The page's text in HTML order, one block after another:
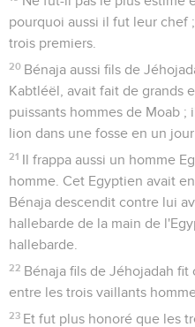
pourquoi aussi il fut leur chef
trois premiers.
20 Bénaja aussi fils de
Kabtléël, avait fait de grands
puissants hommes de Moab ;
lion dans une fosse en un
21 Il frappa aussi un homme
homme. Cet Egyptien avait
Bénaja descendit contre lui
hallebarde de la main de
hallebarde.
22 Bénaja fils de Jéhojadah
entre les trois vaillants
23 Et fut plus honoré que les